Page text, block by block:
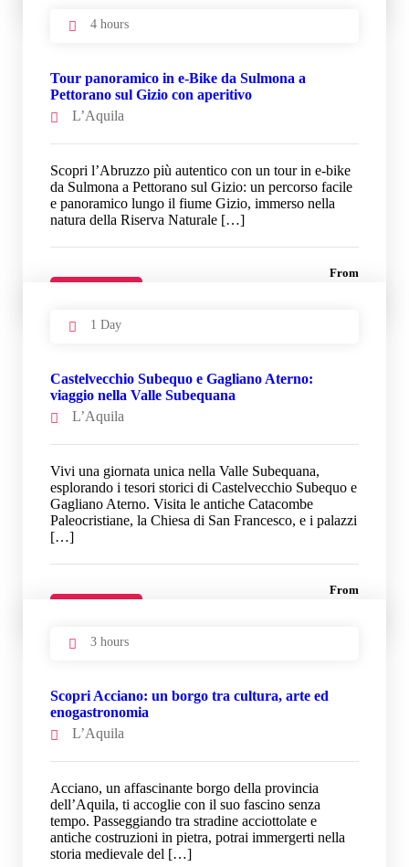
4 hours
Tour panoramico in e-Bike da Sulmona a
Pettorano sul Gizio con aperitivo
L’Aquila
Scopri l’Abruzzo più autentico con un tour in e-bike
da Sulmona a Pettorano sul Gizio: un percorso facile
e panoramico lungo il fiume Gizio, immerso nella
natura della Riserva Naturale […]
From
1 Day
Castelvecchio Subequo e Gagliano Aterno:
viaggio nella Valle Subequana
L’Aquila
Vivi una giornata unica nella Valle Subequana,
esplorando i tesori storici di Castelvecchio Subequo e
Gagliano Aterno. Visita le antiche Catacombe
Paleocristiane, la Chiesa di San Francesco, e i palazzi
[…]
From
3 hours
Scopri Acciano: un borgo tra cultura, arte ed
enogastronomia
L’Aquila
Acciano, un affascinante borgo della provincia
dell’Aquila, ti accoglie con il suo fascino senza
tempo. Passeggiando tra stradine acciottolate e
antiche costruzioni in pietra, potrai immergerti nella
storia medievale del […]